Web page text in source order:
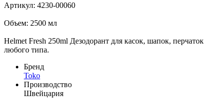
Артикул: 4230-00060
Объем: 2500 мл
Helmet Fresh 250ml Дезодорант для касок, шапок, перчаток
любого типа.
Бренд
Toko
Производство
Швейцария